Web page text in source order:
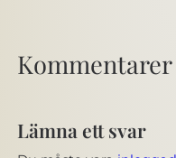
Kommentarer
Lämna ett svar